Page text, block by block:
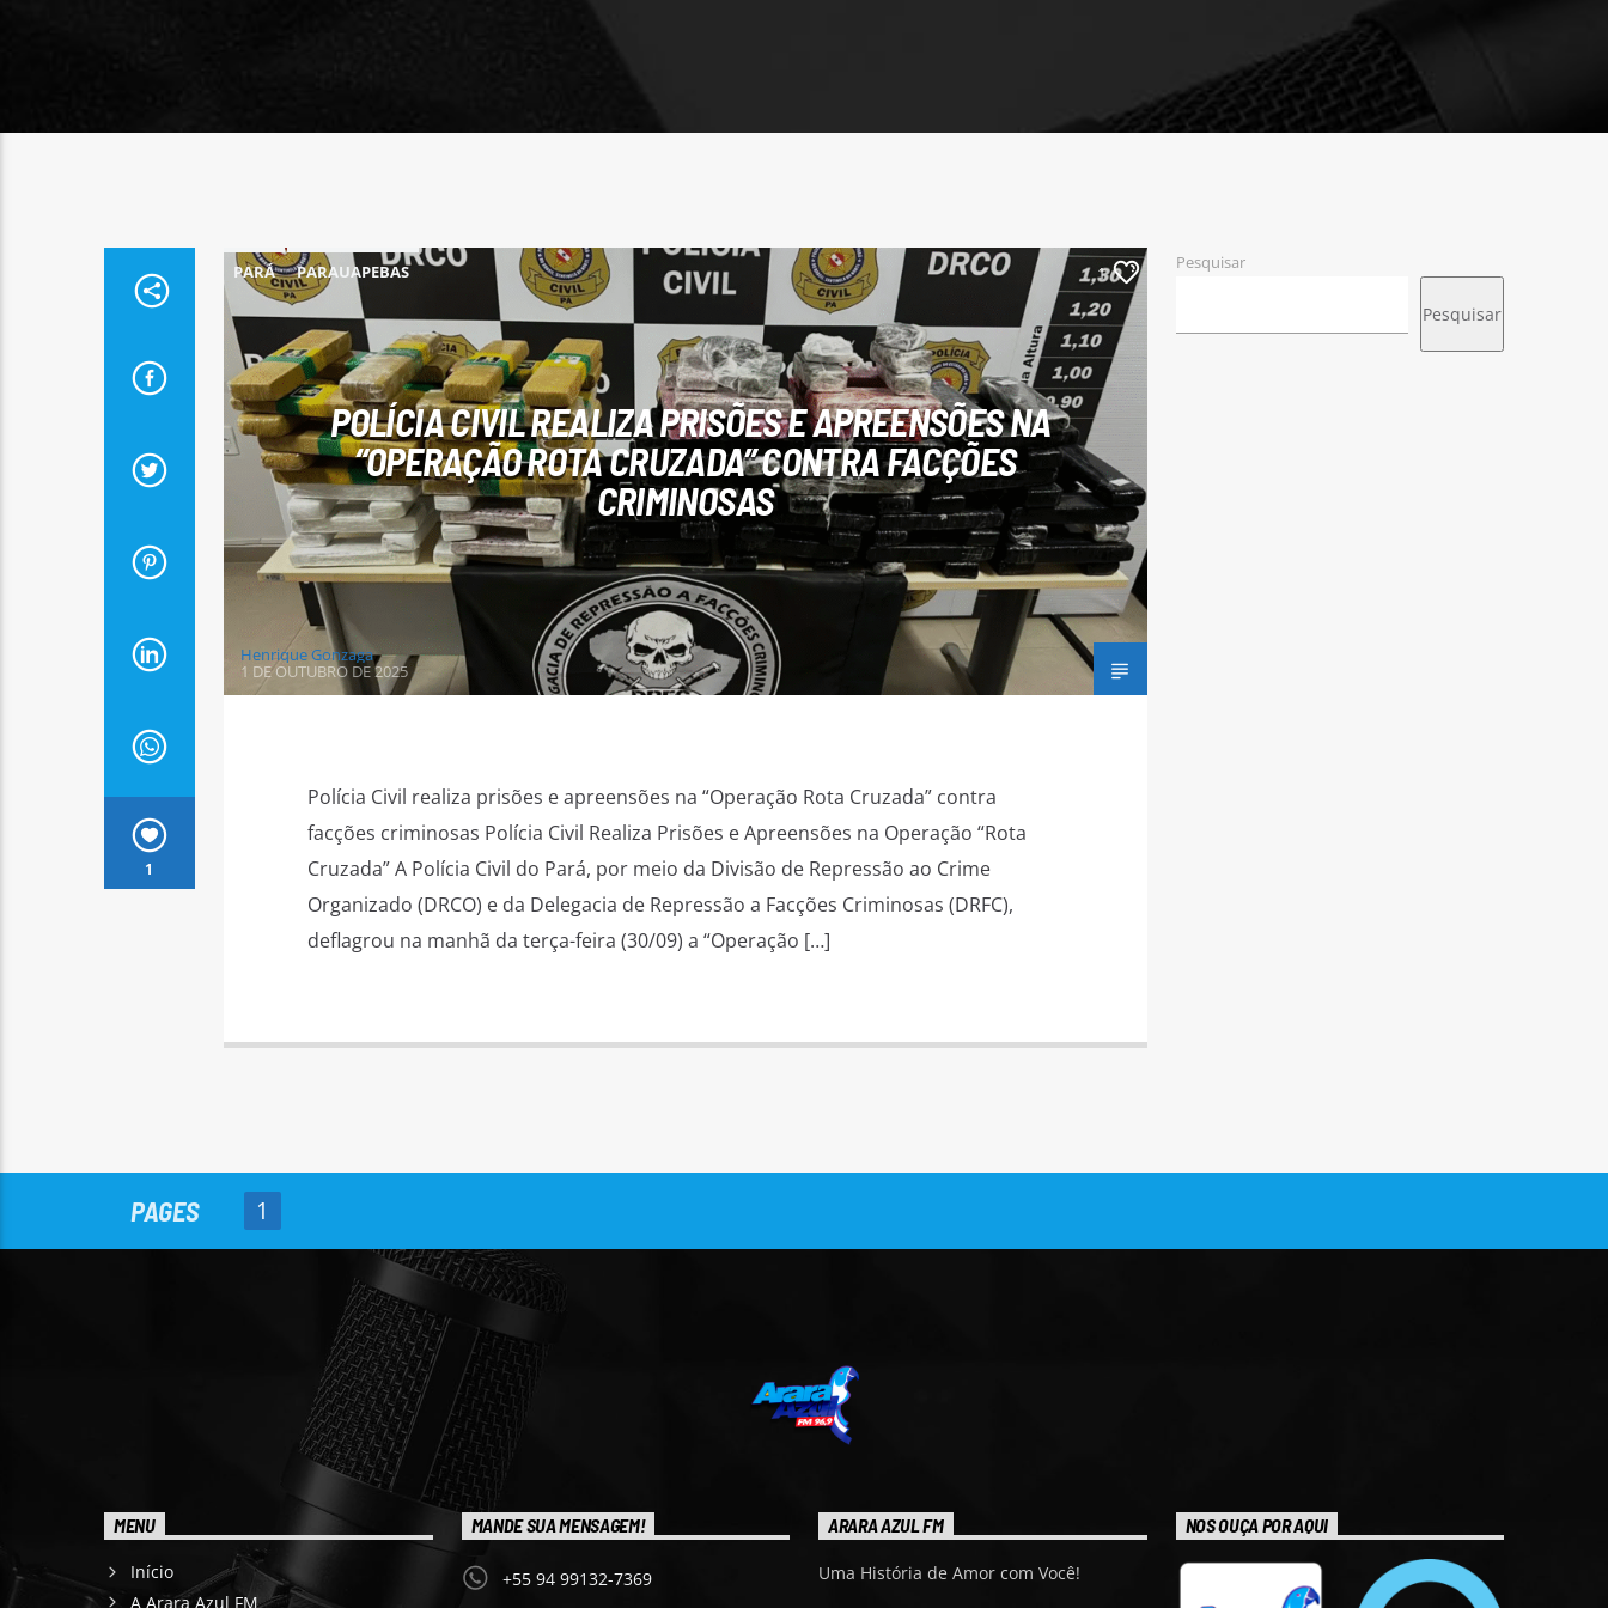
1
PARÁ PARAUAPEBAS 1
POLÍCIA CIVIL REALIZA PRISÕES E APREENSÕES NA
“OPERAÇÃO ROTA CRUZADA” CONTRA FACÇÕES
CRIMINOSAS
Henrique Gonzaga
1 DE OUTUBRO DE 2025
Polícia Civil realiza prisões e apreensões na “Operação Rota Cruzada” contra
facções criminosas Polícia Civil Realiza Prisões e Apreensões na Operação “Rota
Cruzada” A Polícia Civil do Pará, por meio da Divisão de Repressão ao Crime
Organizado (DRCO) e da Delegacia de Repressão a Facções Criminosas (DRFC),
deflagrou na manhã da terça-feira (30/09) a “Operação […]
Pesquisar
Pesquisar
PAGES 1
MENU
Início
A Arara Azul FM
MANDE SUA MENSAGEM!
+55 94 99132-7369
ARARA AZUL FM
Uma História de Amor com Você!
NOS OUÇA POR AQUI